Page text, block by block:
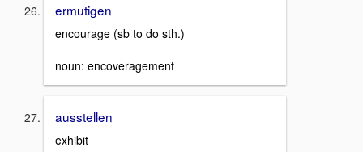
ermutigen
encourage (sb to do sth.)
noun: encoveragement
ausstellen
exhibit